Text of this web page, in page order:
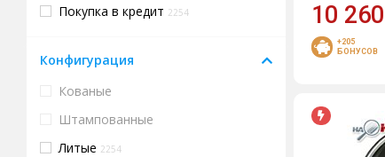
Покупка в кредит 2254
Конфигурация
Кованые
Штампованные
Литые 2254
10 260
+205
БОНУСОВ